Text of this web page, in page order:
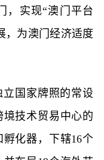
，实现“澳门平台
，为澳门经济适度
国家牌照的常设
技术贸易中心的
化器，下辖16个